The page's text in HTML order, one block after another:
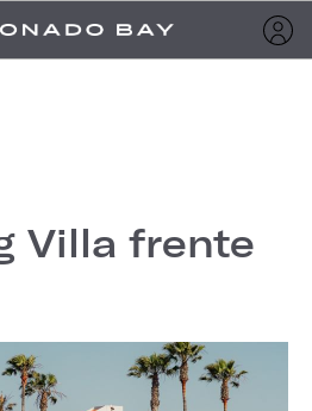
Villa frente